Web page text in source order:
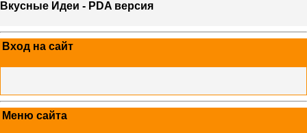
Вкусные Идеи - PDA версия
Вход на сайт
Меню сайта